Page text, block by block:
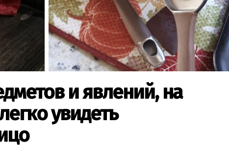
и явлений, на
увидеть